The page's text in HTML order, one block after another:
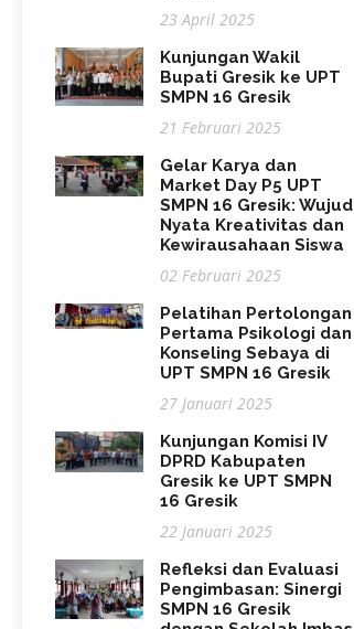
23 April 2025
Kunjungan Wakil
Bupati Gresik ke UPT
SMPN 16 Gresik
21 Februari 2025
Gelar Karya dan
Market Day P5 UPT
SMPN 16 Gresik: Wujud
Nyata Kreativitas dan
Kewirausahaan Siswa
02 Februari 2025
Pelatihan Pertolongan
Pertama Psikologi dan
Konseling Sebaya di
UPT SMPN 16 Gresik
27 Januari 2025
Kunjungan Komisi IV
DPRD Kabupaten
Gresik ke UPT SMPN
16 Gresik
22 Januari 2025
Refleksi dan Evaluasi
Pengimbasan: Sinergi
SMPN 16 Gresik